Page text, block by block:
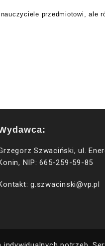
przedmiotowi, ale
Szwaciński, ul.
NIP: 665-259-59-85
g.szwacinski@vp.pl